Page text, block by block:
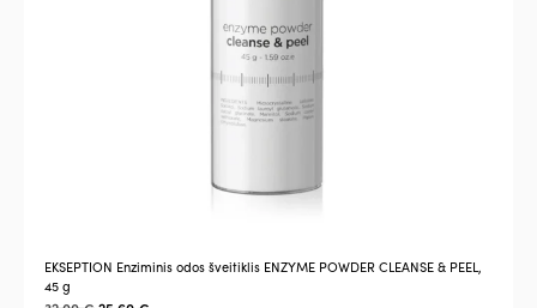
EKSEPTION Enziminis odos šveitiklis ENZYME POWDER CLEANSE & PEEL,
45 g